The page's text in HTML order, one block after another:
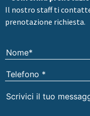
Il nostro staff ti
prenotazione richiesta.